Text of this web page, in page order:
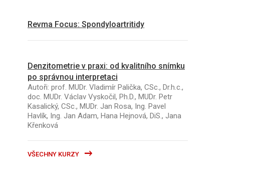
Revma Focus: Spondyloartritidy
Denzitometrie v praxi: od kvalitního snímku
po správnou interpretaci
Autoři: prof. MUDr. Vladimír Palička, CSc., Dr.h.c.,
doc. MUDr. Václav Vyskočil, Ph.D., MUDr. Petr
Kasalický, CSc., MUDr. Jan Rosa, Ing. Pavel
Havlík, Ing. Jan Adam, Hana Hejnová, DiS., Jana
Křenková
VŠECHNY KURZY